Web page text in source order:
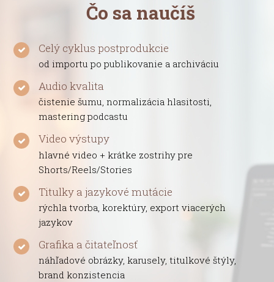
Čo sa naučíš
Celý cyklus postprodukcie
od importu po publikovanie a archiváciu
Audio kvalita
čistenie šumu, normalizácia hlasitosti,
mastering podcastu
Video výstupy
hlavné video + krátke zostrihy pre
Shorts/Reels/Stories
Titulky a jazykové mutácie
rýchla tvorba, korektúry, export viacerých
jazykov
Grafika a čitateľnosť
náhľadové obrázky, karusely, titulkové štýly,
brand konzistencia